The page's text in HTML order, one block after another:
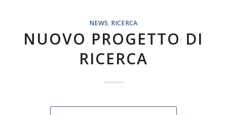
NEWS, RICERCA
NUOVO PROGETTO DI
RICERCA